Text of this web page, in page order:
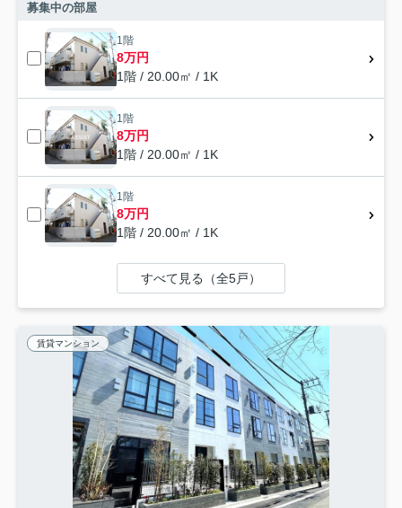
募集中の部屋
1階
8万円
1階 / 20.00㎡ / 1K
1階
8万円
1階 / 20.00㎡ / 1K
1階
8万円
1階 / 20.00㎡ / 1K
すべて見る（全5戸）
賃貸マンション